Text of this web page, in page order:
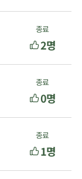
종료
2명
종료
0명
종료
1명